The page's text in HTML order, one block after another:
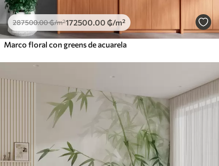
287500.00₲/m²172500 .00 ₲/m²
Marco floral con greens de acuarela